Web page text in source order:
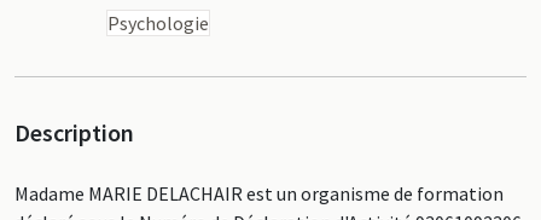
Psychologie
Description
Madame MARIE DELACHAIR est un organisme de formation